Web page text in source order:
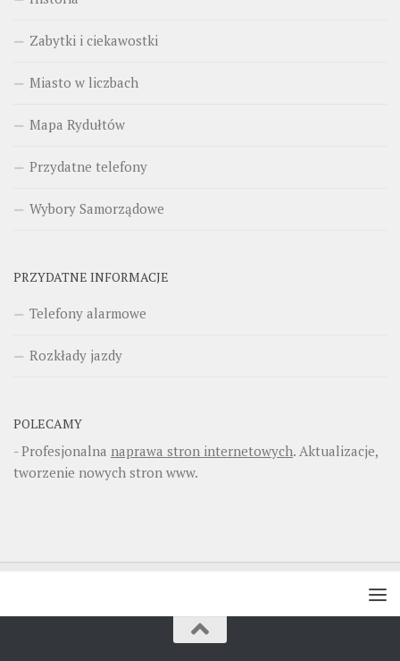
Zabytki i ciekawostki
Miasto w liczbach
Mapa Rydułtów
Przydatne telefony
Wybory Samorządowe
PRZYDATNE INFORMACJE
Telefony alarmowe
Rozkłady jazdy
POLECAMY
- Profesjonalna naprawa stron internetowych. Aktualizacje,
tworzenie nowych stron www.